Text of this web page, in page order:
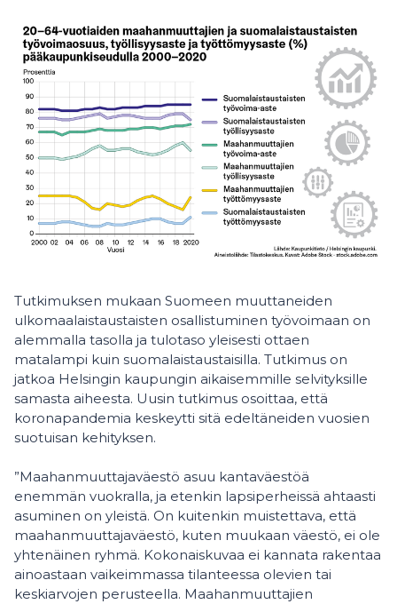
Tutkimuksen mukaan Suomeen muuttaneiden
ulkomaalaistaustaisten osallistuminen työvoimaan on
alemmalla tasolla ja tulotaso yleisesti ottaen
matalampi kuin suomalaistaustaisilla. Tutkimus on
jatkoa Helsingin kaupungin aikaisemmille selvityksille
samasta aiheesta. Uusin tutkimus osoittaa, että
koronapandemia keskeytti sitä edeltäneiden vuosien
suotuisan kehityksen.
”Maahanmuuttajaväestö asuu kantaväestöä
enemmän vuokralla, ja etenkin lapsiperheissä ahtaasti
asuminen on yleistä. On kuitenkin muistettava, että
maahanmuuttajaväestö, kuten muukaan väestö, ei ole
yhtenäinen ryhmä. Kokonaiskuvaa ei kannata rakentaa
ainoastaan vaikeimmassa tilanteessa olevien tai
keskiarvojen perusteella. Maahanmuuttajien